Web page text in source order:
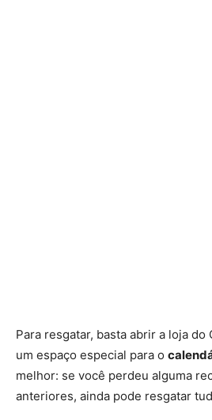
Para resgatar, basta abrir a loja do
um espaço especial para o
melhor: se você perdeu alguma
anteriores, ainda pode resgatar